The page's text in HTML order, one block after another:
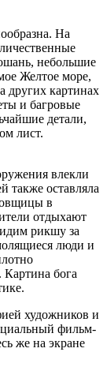
На
небольшие
Желтое море,
других картинах
и багровые
детали,
лист.
влекли
оставляла
в
отдыхают
рикшу за
люди и
бога
художников и
фильм-
же на экране